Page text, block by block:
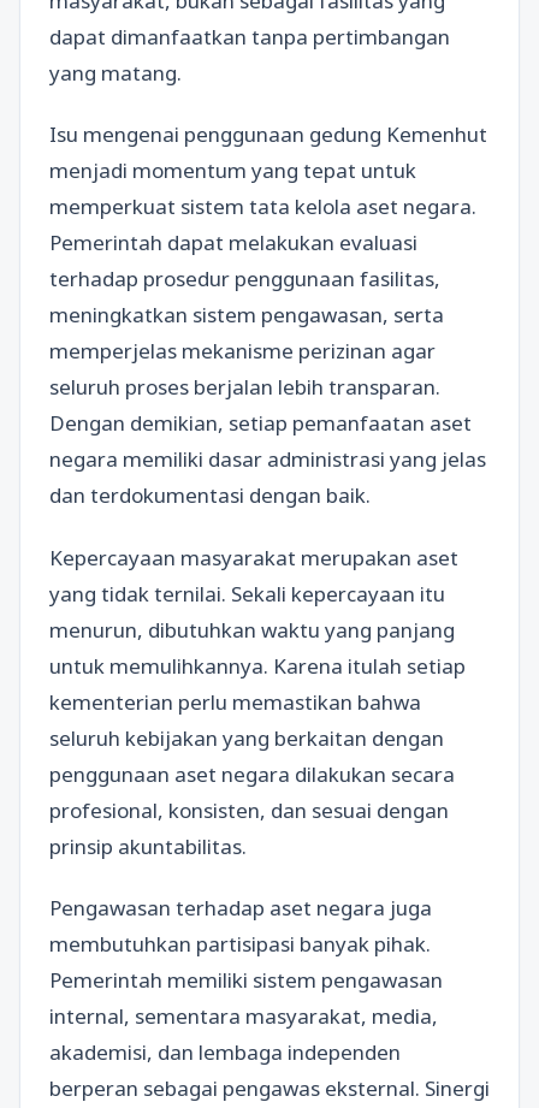
dapat dimanfaatkan tanpa pertimbangan
yang matang.
Isu mengenai penggunaan gedung Kemenhut
menjadi momentum yang tepat untuk
memperkuat sistem tata kelola aset negara.
Pemerintah dapat melakukan evaluasi
terhadap prosedur penggunaan fasilitas,
meningkatkan sistem pengawasan, serta
memperjelas mekanisme perizinan agar
seluruh proses berjalan lebih transparan.
Dengan demikian, setiap pemanfaatan aset
negara memiliki dasar administrasi yang jelas
dan terdokumentasi dengan baik.
Kepercayaan masyarakat merupakan aset
yang tidak ternilai. Sekali kepercayaan itu
menurun, dibutuhkan waktu yang panjang
untuk memulihkannya. Karena itulah setiap
kementerian perlu memastikan bahwa
seluruh kebijakan yang berkaitan dengan
penggunaan aset negara dilakukan secara
profesional, konsisten, dan sesuai dengan
prinsip akuntabilitas.
Pengawasan terhadap aset negara juga
membutuhkan partisipasi banyak pihak.
Pemerintah memiliki sistem pengawasan
internal, sementara masyarakat, media,
akademisi, dan lembaga independen
berperan sebagai pengawas eksternal. Sinergi